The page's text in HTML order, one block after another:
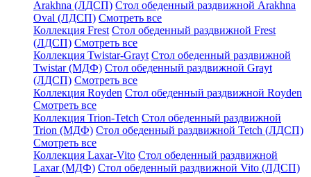
Arakhna (ЛДСП) Стол обеденный раздвижной Arakhna
Oval (ЛДСП) Смотреть все
Коллекция Frest Стол обеденный раздвижной Frest
(ЛДСП) Смотреть все
Коллекция Twistar-Grayt Стол обеденный раздвижной
Twistar (МДФ) Стол обеденный раздвижной Grayt
(ЛДСП) Смотреть все
Коллекция Royden Стол обеденный раздвижной Royden
Смотреть все
Коллекция Trion-Tetch Стол обеденный раздвижной
Trion (МДФ) Стол обеденный раздвижной Tetch (ЛДСП)
Смотреть все
Коллекция Laxar-Vito Стол обеденный раздвижной
Laxar (МДФ) Стол обеденный раздвижной Vito (ЛДСП)